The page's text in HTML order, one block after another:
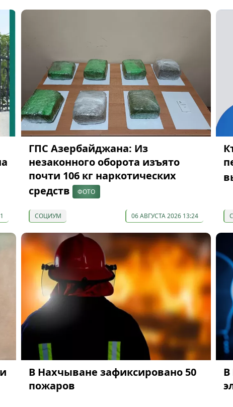
ГПС Азербайджана: Из
незаконного оборота изъято
почти 106 кг наркотических
средств
ФОТО
СОЦИУМ 06 АВГУСТА 2026 13:24
В Нахчыване зафиксировано 50
пожаров
В